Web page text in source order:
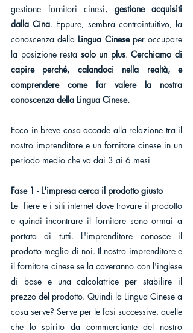
gestione fornitori cinesi, gestione acquisiti
dalla Cina. Eppure, sembra controintuitivo, la
conoscenza della Lingua Cinese per occupare
la posizione resta solo un plus. Cerchiamo di
capire perché, calandoci nella realtà, e
comprendere come far valere la nostra
conoscenza della Lingua Cinese.
Ecco in breve cosa accade alla relazione tra il
nostro imprenditore e un fornitore cinese in un
periodo medio che va dai 3 ai 6 mesi
Fase 1 - L'impresa cerca il prodotto giusto
Le  fiere e i siti internet dove trovare il prodotto
e quindi incontrare il fornitore sono ormai a
portata di tutti. L'imprenditore conosce il
prodotto meglio di noi. Il nostro imprenditore e
il fornitore cinese se la caveranno con l'inglese
di base e una calcolatrice per stabilire il
prezzo del prodotto. Quindi la Lingua Cinese a
cosa serve? Serve per le fasi successive, quelle
che lo spirito da commerciante del nostro